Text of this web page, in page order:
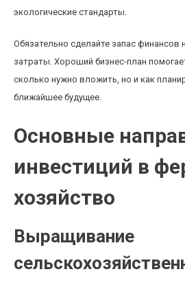
экологические стандарты.
Обязательно сделайте запас финансов
затраты. Хороший бизнес-план
сколько нужно вложить, но и как
ближайшее будущее.
Основные
инвестиций в
хозяйство
Выращивание